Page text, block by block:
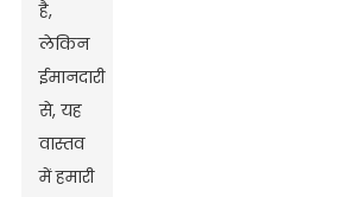
है,
लेकिन
ईमानदारी
से, यह
वास्तव
में हमारी